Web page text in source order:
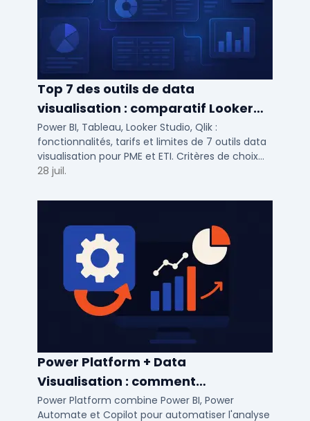
Top 7 des outils de data
visualisation : comparatif Looker
Studio, Tableau vs Power BI et
autres
Power BI, Tableau, Looker Studio, Qlik :
fonctionnalités, tarifs et limites de 7 outils data
visualisation pour PME et ETI. Critères de choix
selon votre SI et vos cas d'usage.
28 juil.
Power Platform + Data
Visualisation : comment
automatiser l’analyse de vos
Power Platform combine Power BI, Power
Automate et Copilot pour automatiser l'analyse